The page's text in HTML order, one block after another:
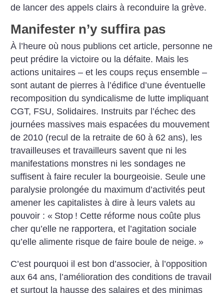
de lancer des appels clairs à reconduire la grève.
Manifester n’y suffira pas
À l’heure où nous publions cet article, personne ne
peut prédire la victoire ou la défaite. Mais les
actions unitaires – et les coups reçus ensemble –
sont autant de pierres à l’édifice d’une éventuelle
recomposition du syndicalisme de lutte impliquant
CGT, FSU, Solidaires. Instruits par l’échec des
journées massives mais espacées du mouvement
de 2010 (recul de la retraite de 60 à 62 ans), les
travailleuses et travailleurs savent que ni les
manifestations monstres ni les sondages ne
suffisent à faire reculer la bourgeoisie. Seule une
paralysie prolongée du maximum d’activités peut
amener les capitalistes à dire à leurs valets au
pouvoir : « Stop ! Cette réforme nous coûte plus
cher qu’elle ne rapportera, et l’agitation sociale
qu’elle alimente risque de faire boule de neige. »
C’est pourquoi il est bon d’associer, à l’opposition
aux 64 ans, l’amélioration des conditions de travail
et surtout la hausse des salaires et des minimas